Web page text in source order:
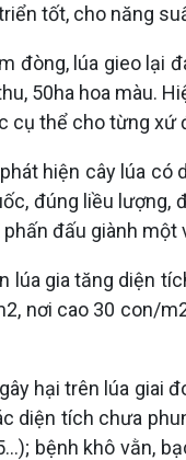
tốt, cho năng
đòng, lúa gieo lại
50ha hoa màu.
cụ thể cho từng
hiện cây lúa
đúng liều
đấu giành một
gia tăng diện
nơi cao 30 con/
hại trên lúa giai
diện tích chưa
bệnh khô vằn,